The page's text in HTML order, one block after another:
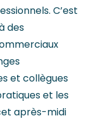
C’est
des
et collègues
et les
après-midi